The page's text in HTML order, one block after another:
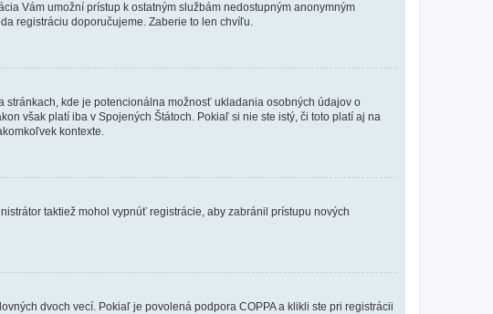
Vám umožní prístup k ostatným službám nedostupným anonymným
registráciu doporučujeme. Zaberie to len chvíľu.
stránkach, kde je potencionálna možnosť ukladania osobných údajov o
však platí iba v Spojených Štátoch. Pokiaľ si nie ste istý, či toto platí aj na
kontexte.
taktiež mohol vypnúť registrácie, aby zabránil prístupu nových
dvoch vecí. Pokiaľ je povolená podpora COPPA a klikli ste pri registrácii